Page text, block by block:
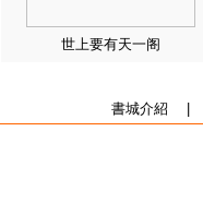
世上要有天一阁
書城介紹